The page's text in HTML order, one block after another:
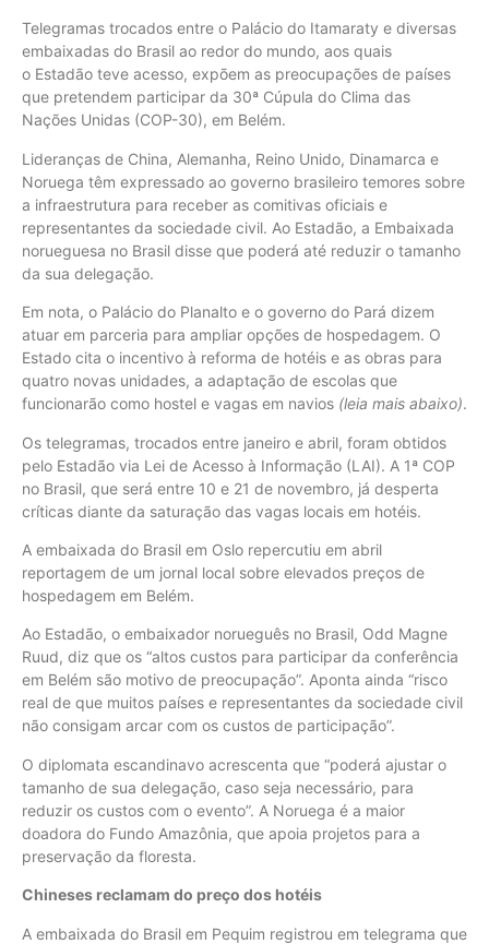
Telegramas trocados entre o Palácio do Itamaraty e diversas
embaixadas do Brasil ao redor do mundo, aos quais
o Estadão teve acesso, expõem as preocupações de países
que pretendem participar da 30ª Cúpula do Clima das
Nações Unidas (COP-30), em Belém.
Lideranças de China, Alemanha, Reino Unido, Dinamarca e
Noruega têm expressado ao governo brasileiro temores sobre
a infraestrutura para receber as comitivas oficiais e
representantes da sociedade civil. Ao Estadão, a Embaixada
norueguesa no Brasil disse que poderá até reduzir o tamanho
da sua delegação.
Em nota, o Palácio do Planalto e o governo do Pará dizem
atuar em parceria para ampliar opções de hospedagem. O
Estado cita o incentivo à reforma de hotéis e as obras para
quatro novas unidades, a adaptação de escolas que
funcionarão como hostel e vagas em navios (leia mais abaixo).
Os telegramas, trocados entre janeiro e abril, foram obtidos
pelo Estadão via Lei de Acesso à Informação (LAI). A 1ª COP
no Brasil, que será entre 10 e 21 de novembro, já desperta
críticas diante da saturação das vagas locais em hotéis.
A embaixada do Brasil em Oslo repercutiu em abril
reportagem de um jornal local sobre elevados preços de
hospedagem em Belém.
Ao Estadão, o embaixador norueguês no Brasil, Odd Magne
Ruud, diz que os “altos custos para participar da conferência
em Belém são motivo de preocupação”. Aponta ainda “risco
real de que muitos países e representantes da sociedade civil
não consigam arcar com os custos de participação”.
O diplomata escandinavo acrescenta que “poderá ajustar o
tamanho de sua delegação, caso seja necessário, para
reduzir os custos com o evento”. A Noruega é a maior
doadora do Fundo Amazônia, que apoia projetos para a
preservação da floresta.
Chineses reclamam do preço dos hotéis
A embaixada do Brasil em Pequim registrou em telegrama que